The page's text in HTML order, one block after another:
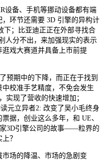
备、手机等挪动设备都有端
环节还需要 3D 引擎的异构计
下；比亚迪正正在外部寻找合
人分不出，来加强现实的表示
戏大赛道并具备上市前提
期中的下降，而正在于找到
校准手艺精度，不免会发生
实现了营收的快速增加；
元立异者2: 改变了吴小毛终身
据，创业这么多年，和 UE、
3D引擎公司的故事——粒界的
？
场的降温、市场的急剧变